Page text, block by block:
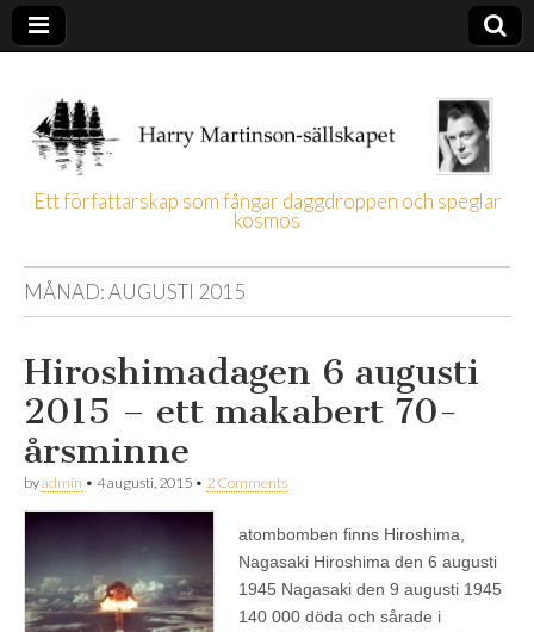
Harry
Martinson-
sällskapet
Ett författarskap som fångar daggdroppen och speglar
kosmos
MÅNAD:AUGUSTI 2015
Hiroshimadagen 6 augusti
2015 – ett makabert 70-
årsminne
byadmin • 4 augusti, 2015 • 2 Comments
atombomben finns Hiroshima,
Nagasaki Hiroshima den 6 augusti
1945 Nagasaki den 9 augusti 1945
140 000 döda och sårade i